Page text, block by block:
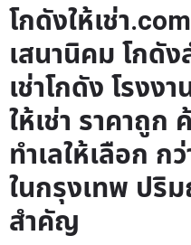
โกดังให้เช่า
เสนานิคม โกดัง
เช่าโกดัง โรงง
ให้เช่า ราคาถูก
ทำเลให้เลือก ก
ในกรุงเทพ ปริ
สำคัญ